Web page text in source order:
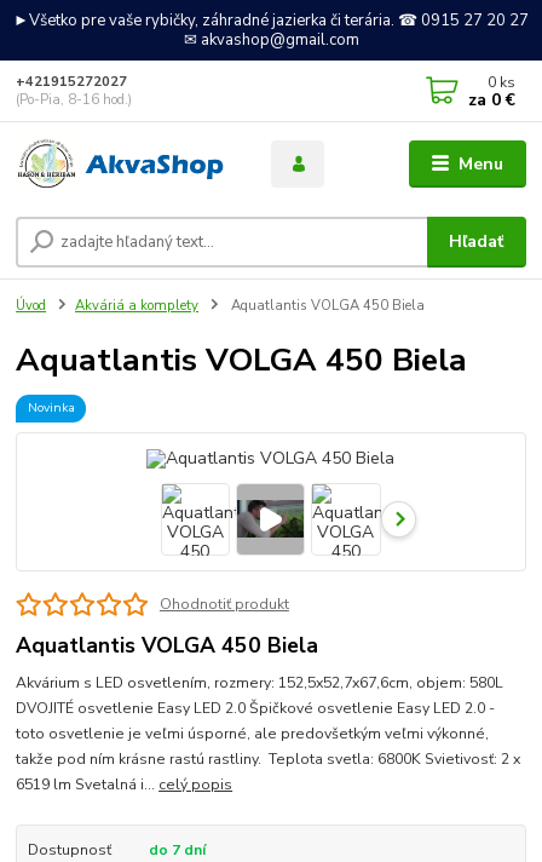
►Všetko pre vaše rybičky, záhradné jazierka či terária. ☎ 0915 27 20 27
✉ akvashop@gmail.com
Menu
Hľadať
+421915272027
(Po-Pia, 8-16 hod.)
0 ks
za 0 €
Úvod Akváriá a komplety Aquatlantis VOLGA 450 Biela
Aquatlantis VOLGA 450 Biela
Novinka
Ohodnotiť produkt
Aquatlantis VOLGA 450 Biela
Akvárium s LED osvetlením, rozmery: 152,5x52,7x67,6cm, objem: 580L
DVOJITÉ osvetlenie Easy LED 2.0 Špičkové osvetlenie Easy LED 2.0 -
toto osvetlenie je veľmi úsporné, ale predovšetkým veľmi výkonné,
takže pod ním krásne rastú rastliny. Teplota svetla: 6800K Svietivosť: 2 x
6519 lm Svetalná i... celý popis
Dostupnosť
do 7 dní